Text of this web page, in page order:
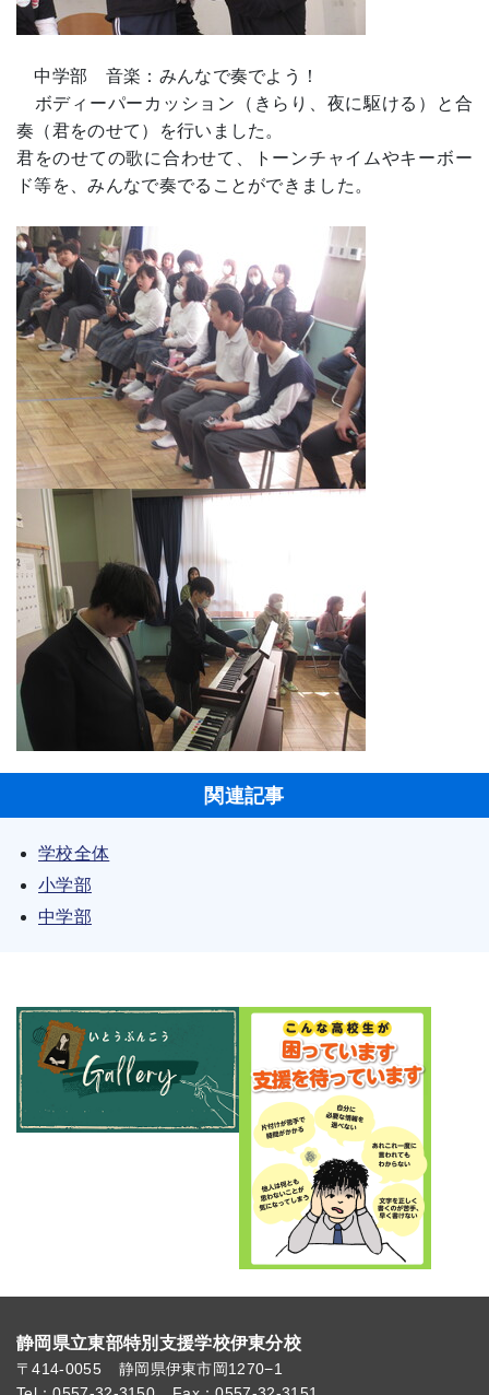
中学部 音楽：みんなで奏でよう！
ボディーパーカッション（きらり、夜に駆ける）と合
奏（君をのせて）を行いました。
君をのせての歌に合わせて、トーンチャイムやキーボー
ド等を、みんなで奏でることができました。
関連記事
学校全体
小学部
中学部
静岡県立東部特別支援学校伊東分校
〒414-0055
静岡県伊東市岡1270−1